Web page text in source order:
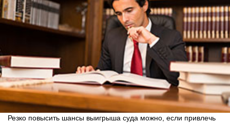
Резко повысить шансы выигрыша суда можно, если привлечь